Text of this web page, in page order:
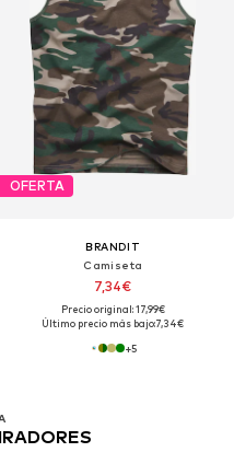
OFERTA
BRANDIT
Camiseta
7,34€
Precio original: 17,99€
Último precio más bajo:7,34€
+5